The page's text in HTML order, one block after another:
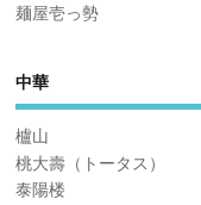
麺屋壱っ勢
中華
櫨山
桃大壽（トータス）
泰陽楼